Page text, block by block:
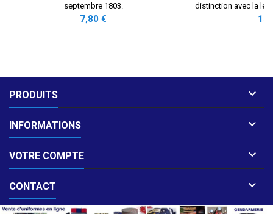
septembre 1803.
Prix
7,80 €
distinction avec la
aux mérites
Prix
PRODUITS 
INFORMATIONS 
VOTRE COMPTE 
CONTACT 